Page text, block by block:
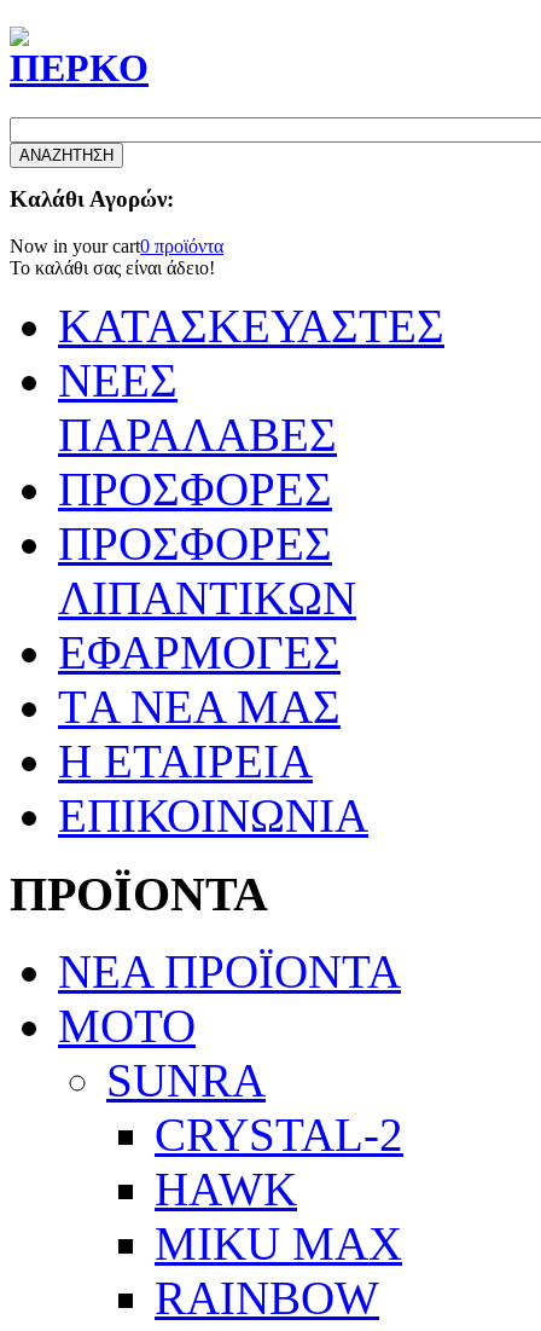
Καλάθι Αγορών:
Now in your cart0 προϊόντα
Το καλάθι σας είναι άδειο!
ΚΑΤΑΣΚΕΥΑΣΤΕΣ
ΝΕΕΣ
ΠΑΡΑΛΑΒΕΣ
ΠΡΟΣΦΟΡΕΣ
ΠΡΟΣΦΟΡΕΣ
ΛΙΠΑΝΤΙΚΩΝ
ΕΦΑΡΜΟΓΕΣ
TΑ ΝΕΑ ΜΑΣ
Η ΕΤΑΙΡΕΙΑ
ΕΠΙΚΟΙΝΩΝΙΑ
ΠΡΟΪΟΝΤΑ
ΝΕΑ ΠΡΟΪΟΝΤΑ
ΜΟΤΟ
SUNRA
CRYSTAL-2
HAWK
MIKU MAX
RAINBOW